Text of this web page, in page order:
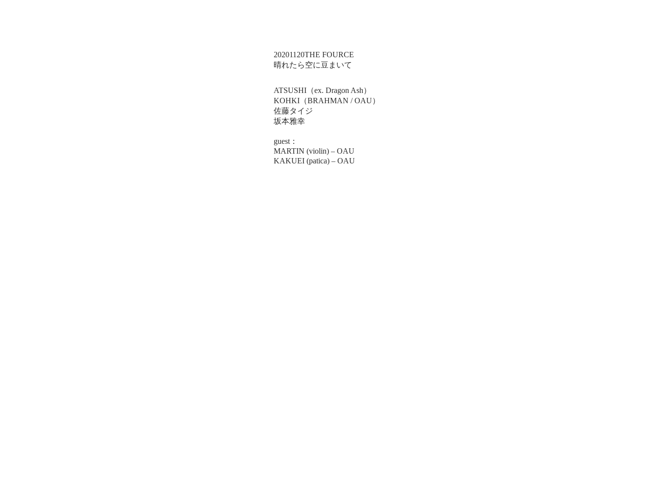
20201120THE FOURCE
晴れたら空に豆まいて
ATSUSHI（ex. Dragon Ash）
KOHKI（BRAHMAN / OAU）
佐藤タイジ
坂本雅幸
guest：
MARTIN (violin) – OAU
KAKUEI (patica) – OAU